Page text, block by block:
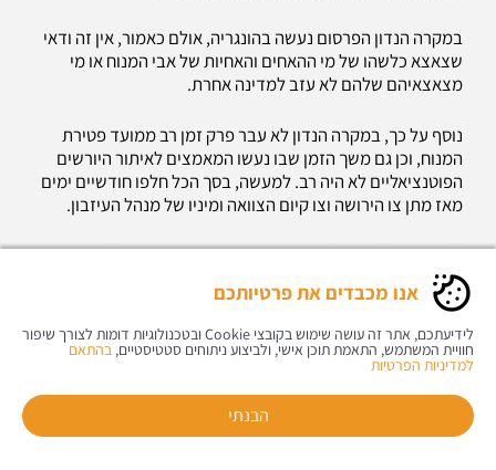
במקרה הנדון הפרסום נעשה בהונגריה, אולם כאמור, אין זה ודאי
שצאצא כלשהו של מי ההאחים והאחיות של אבי המנוח או מי
מצאצאיהם שלהם לא עזב למדינה אחרת.
נוסף על כך, במקרה הנדון לא עבר פרק זמן רב ממועד פטירת
המנוח, וכן גם משך הזמן שבו נעשו המאמצים לאיתור היורשים
הפוטנציאליים לא היה רב. למעשה, בסך הכל חלפו חודשיים ימים
מאז מתן צו הירושה וצו קיום הצוואה ומיניו של מנהל העיזבון.
לפיכך, הוחלט כי אל-אף שמנהל העיזבון שקד רבות על איתורם
של יורשים פוטנציאליים, לא עמד הוא במבחן השקידה הסבירה,
בנסיבות העניין.
לדברי השופט שוחט, דרישה זו של "שקידה סבירה", הגם
שמכבידה היא על היורשים הקיימים, לעתים כדי עול בל יתואר,
תכלית ראויה לה. דרישת "השקידה הסבירה" עומדת בבסיס
האיזון הראוי בין שתי התכליות העומדות על הפרק- מניעת פגיעה
אנו מכבדים את פרטיותכם
לידיעתכם, אתר זה עושה שימוש בקובצי Cookie ובטכנולוגיות דומות לצורך שיפור
חוויית המשתמש, התאמת תוכן אישי, ולביצוע ניתוחים סטטיסטיים, בהתאם
למדיניות הפרטיות
הבנתי